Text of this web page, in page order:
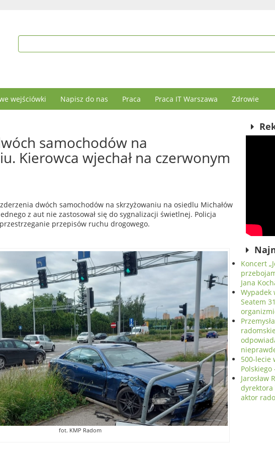
wejściówki Napisz do nas Praca Praca IT Warszawa Zdrowie
samochodów na
Kierowca wjechał na czerwonym
dwóch samochodów na skrzyżowaniu na osiedlu Michałów
z aut nie zastosował się do sygnalizacji świetlnej. Policja
przepisów ruchu drogowego.
fot. KMP Radom
Koncert
Jana
Wypadek
Seatem
500-lecie
Polskiego
Jarosław
dyrektora
aktor